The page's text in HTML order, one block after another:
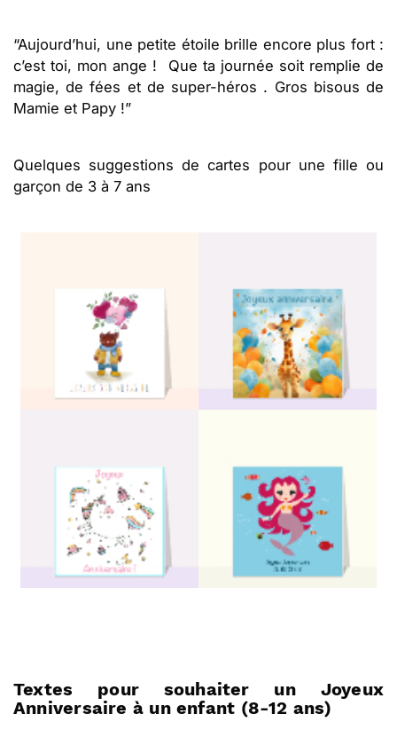
“Aujourd’hui, une petite étoile brille encore plus fort :
c’est toi, mon ange ! Que ta journée soit remplie de
magie, de fées et de super-héros . Gros bisous de
Mamie et Papy !”
Quelques suggestions de cartes pour une fille ou
garçon de 3 à 7 ans
Textes pour souhaiter un Joyeux
Anniversaire à un enfant (8-12 ans)